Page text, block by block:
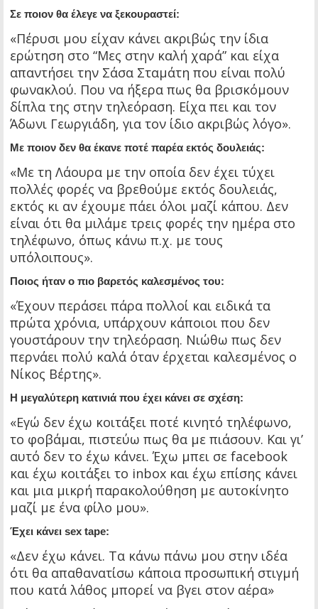
Σε ποιον θα έλεγε να ξεκουραστεί:
«Πέρυσι μου είχαν κάνει ακριβώς την ίδια
ερώτηση στο “Μες στην καλή χαρά” και είχα
απαντήσει την Σάσα Σταμάτη που είναι πολύ
φωνακλού. Που να ήξερα πως θα βρισκόμουν
δίπλα της στην τηλεόραση. Είχα πει και τον
Άδωνι Γεωργιάδη, για τον ίδιο ακριβώς λόγο».
Με ποιον δεν θα έκανε ποτέ παρέα εκτός δουλειάς:
«Με τη Λάουρα με την οποία δεν έχει τύχει
πολλές φορές να βρεθούμε εκτός δουλειάς,
εκτός κι αν έχουμε πάει όλοι μαζί κάπου. Δεν
είναι ότι θα μιλάμε τρεις φορές την ημέρα στο
τηλέφωνο, όπως κάνω π.χ. με τους
υπόλοιπους».
Ποιος ήταν ο πιο βαρετός καλεσμένος του:
«Έχουν περάσει πάρα πολλοί και ειδικά τα
πρώτα χρόνια, υπάρχουν κάποιοι που δεν
γουστάρουν την τηλεόραση. Νιώθω πως δεν
περνάει πολύ καλά όταν έρχεται καλεσμένος ο
Νίκος Βέρτης».
Η μεγαλύτερη κατινιά που έχει κάνει σε σχέση:
«Εγώ δεν έχω κοιτάξει ποτέ κινητό τηλέφωνο,
το φοβάμαι, πιστεύω πως θα με πιάσουν. Και γι’
αυτό δεν το έχω κάνει. Έχω μπει σε facebook
και έχω κοιτάξει το inbox και έχω επίσης κάνει
και μια μικρή παρακολούθηση με αυτοκίνητο
μαζί με ένα φίλο μου».
Έχει κάνει sex tape:
«Δεν έχω κάνει. Τα κάνω πάνω μου στην ιδέα
ότι θα απαθανατίσω κάποια προσωπική στιγμή
που κατά λάθος μπορεί να βγει στον αέρα»